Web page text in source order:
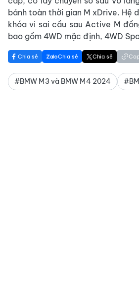
bánh toàn thời gian M xDrive. Hệ
khóa vi sai cầu sau Active M
bao gồm 4WD mặc định, 4WD
Chia sẻ Chia sẻ Chia sẻ
#BMW M3 và BMW M4 2024